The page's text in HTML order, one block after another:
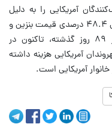
آمریکایی را به دلیل
افزایش قیمت انرژی پیگیری می‌کند، افزایش ۴۸.۴ درصدی قیمت بنزین و
افزایش ۵۱.۳ درصدی قیمت گازوئیل در ۸۹ روز گذشته، تاکنون در
برای شهروندان آمریکایی هزینه داشته